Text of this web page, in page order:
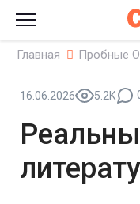
Главная Пробные
16.06.2026 5.2K